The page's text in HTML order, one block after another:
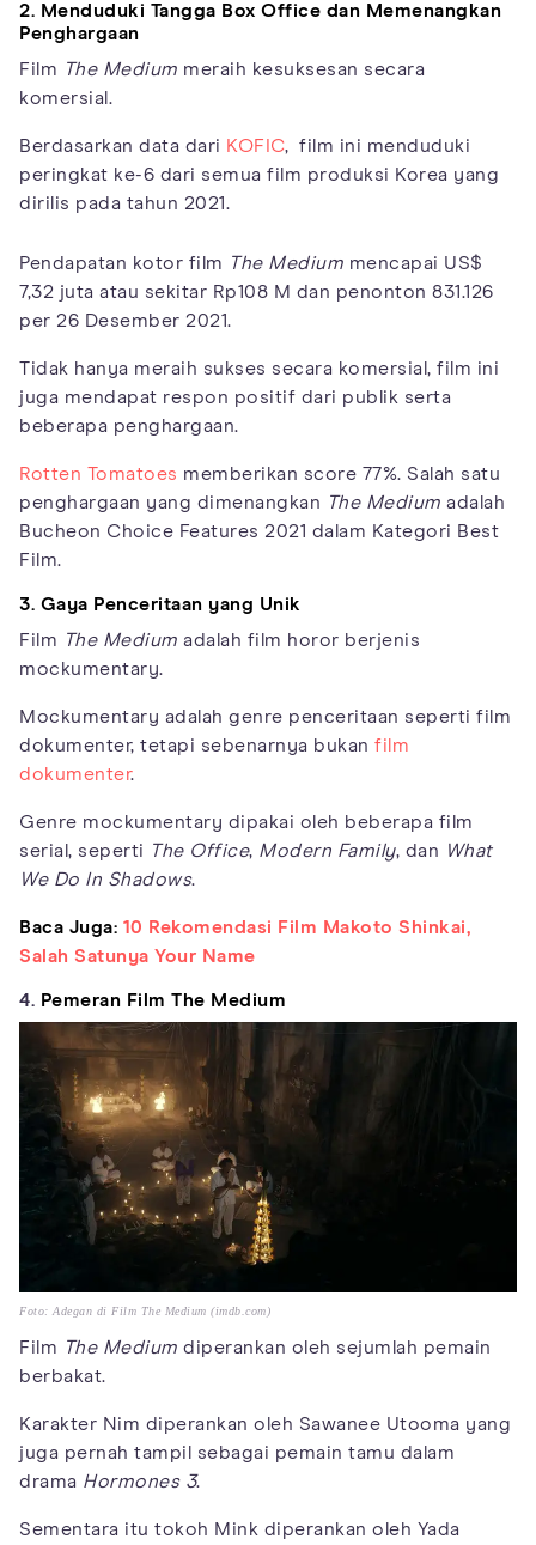
2. Menduduki Tangga Box Office dan Memenangkan
Penghargaan
Film The Medium meraih kesuksesan secara
komersial.
Berdasarkan data dari KOFIC, film ini menduduki
peringkat ke-6 dari semua film produksi Korea yang
dirilis pada tahun 2021.
Pendapatan kotor film The Medium mencapai US$
7,32 juta atau sekitar Rp108 M dan penonton 831.126
per 26 Desember 2021.
Tidak hanya meraih sukses secara komersial, film ini
juga mendapat respon positif dari publik serta
beberapa penghargaan.
Rotten Tomatoes memberikan score 77%. Salah satu
penghargaan yang dimenangkan The Medium adalah
Bucheon Choice Features 2021 dalam Kategori Best
Film.
3. Gaya Penceritaan yang Unik
Film The Medium adalah film horor berjenis
mockumentary.
Mockumentary adalah genre penceritaan seperti film
dokumenter, tetapi sebenarnya bukan film
dokumenter.
Genre mockumentary dipakai oleh beberapa film
serial, seperti The Office, Modern Family, dan What
We Do In Shadows.
Baca Juga: 10 Rekomendasi Film Makoto Shinkai,
Salah Satunya Your Name
4. Pemeran Film The Medium
Foto: Adegan di Film The Medium (imdb.com)
Film The Medium diperankan oleh sejumlah pemain
berbakat.
Karakter Nim diperankan oleh Sawanee Utooma yang
juga pernah tampil sebagai pemain tamu dalam
drama Hormones 3.
Sementara itu tokoh Mink diperankan oleh Yada